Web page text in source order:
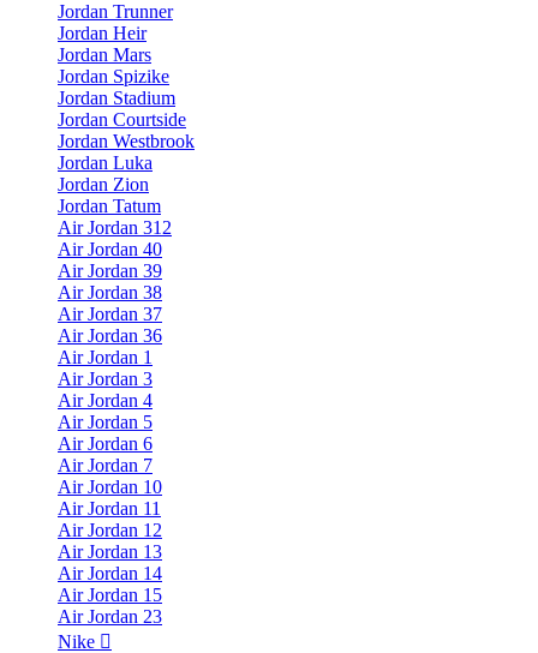
Jordan Trunner
Jordan Heir
Jordan Mars
Jordan Spizike
Jordan Stadium
Jordan Courtside
Jordan Westbrook
Jordan Luka
Jordan Zion
Jordan Tatum
Air Jordan 312
Air Jordan 40
Air Jordan 39
Air Jordan 38
Air Jordan 37
Air Jordan 36
Air Jordan 1
Air Jordan 3
Air Jordan 4
Air Jordan 5
Air Jordan 6
Air Jordan 7
Air Jordan 10
Air Jordan 11
Air Jordan 12
Air Jordan 13
Air Jordan 14
Air Jordan 15
Air Jordan 23
Nike